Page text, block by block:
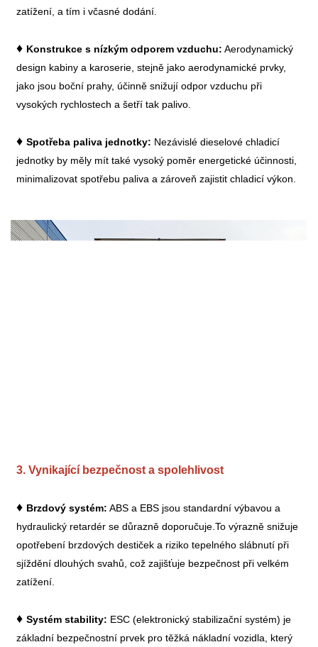
zatížení, a tím i včasné dodání.
♦ Konstrukce s nízkým odporem vzduchu: Aerodynamický
design kabiny a karoserie, stejně jako aerodynamické prvky,
jako jsou boční prahy, účinně snižují odpor vzduchu při
vysokých rychlostech a šetří tak palivo.
♦Spotřeba paliva jednotky: Nezávislé dieselové chladicí
jednotky by měly mít také vysoký poměr energetické účinnosti,
minimalizovat spotřebu paliva a zároveň zajistit chladicí výkon.
3.Vynikající bezpečnost a spolehlivost
♦ Brzdový systém: ABS a EBS jsou standardní výbavou a
hydraulický retardér se důrazně doporučuje.To výrazně snižuje
opotřebení brzdových destiček a riziko tepelného slábnutí při
sjíždění dlouhých svahů, což zajišťuje bezpečnost při velkém
zatížení.
♦Systém stability: ESC (elektronický stabilizační systém) je
základní bezpečnostní prvek pro těžká nákladní vozidla, který